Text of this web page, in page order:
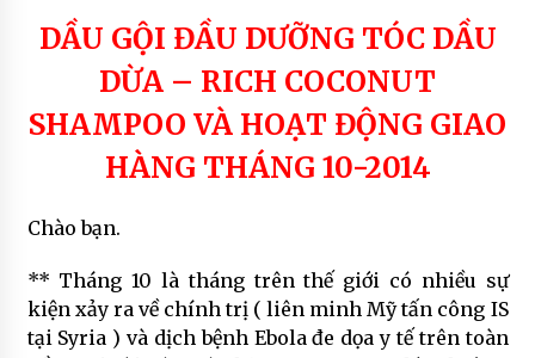
7 years ago
DẦU GỘI ĐẦU DƯỠNG TÓC DẦU
DỪA – RICH COCONUT
SHAMPOO VÀ HOẠT ĐỘNG GIAO
HÀNG THÁNG 10-2014
Chào bạn.
** Tháng 10 là tháng trên thế giới có nhiều sự
kiện xảy ra về chính trị ( liên minh Mỹ tấn công IS
tại Syria ) và dịch bệnh Ebola đe dọa y tế trên toàn